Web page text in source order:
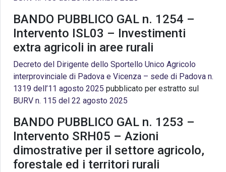
BANDO PUBBLICO GAL n. 1254 –
Intervento ISL03 – Investimenti
extra agricoli in aree rurali
Decreto del Dirigente dello Sportello Unico Agricolo
interprovinciale di Padova e Vicenza – sede di Padova n.
1319 dell’11 agosto 2025 pubblicato per estratto sul
BURV n. 115 del 22 agosto 2025
BANDO PUBBLICO GAL n. 1253 –
Intervento SRH05 – Azioni
dimostrative per il settore agricolo,
forestale ed i territori rurali